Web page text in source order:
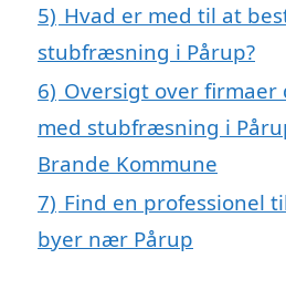
5) Hvad er med til at
stubfræsning i Pårup?
6) Oversigt over
med stubfræsning i
Brande Kommune
7) Find en professionel
byer nær Pårup